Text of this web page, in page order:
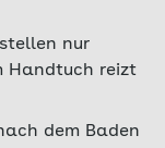
nur
Handtuch reizt
dem Baden